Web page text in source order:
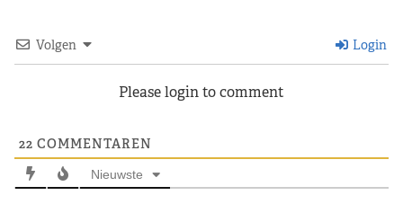
Volgen Login
Please login to comment
22 COMMENTAREN
Nieuwste